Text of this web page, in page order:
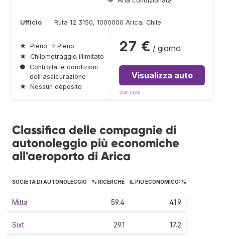
Ufficio Ruta 12 3150, 1000000 Arica, Chile
★ Pieno → Pieno
★ Chilometraggio illimitato
● Controlla le condizioni
dell'assicurazione
★ Nessun deposito
27 € / giorno
Visualizza auto
sixt.com
Classifica delle compagnie di
autonoleggio più economiche
all'aeroporto di Arica
SOCIETÀ DI AUTONOLEGGIO % RICERCHE IL PIÙ ECONOMICO: %
Mitta 59.4 41.9
Sixt 29.1 17.2